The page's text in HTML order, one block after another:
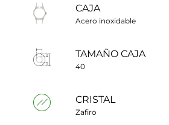
CAJA
Acero inoxidable
TAMAÑO CAJA
40
CRISTAL
Zafiro